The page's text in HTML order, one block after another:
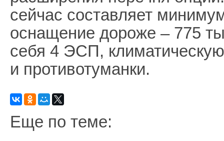
сейчас составляет
оснащение дороже – 775
себя 4 ЭСП,
и противотуманки.
Еще по теме: